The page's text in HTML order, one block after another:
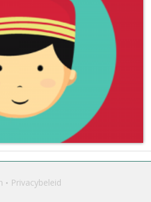
Privacybeleid